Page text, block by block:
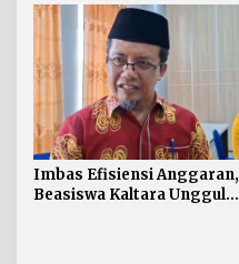
Imbas Efisiensi Anggaran,
Beasiswa Kaltara Unggul